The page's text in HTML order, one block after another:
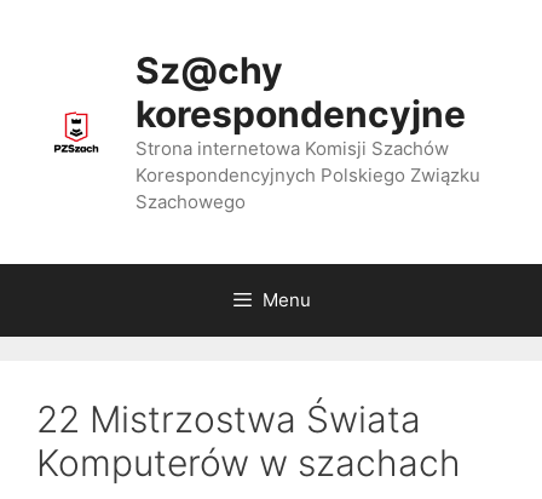
Sz@chy
korespondencyjne
Strona internetowa Komisji Szachów
Korespondencyjnych Polskiego Związku
Szachowego
Menu
22 Mistrzostwa Świata
Komputerów w szachach